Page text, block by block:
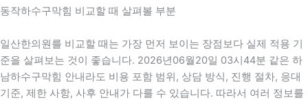
동작하수구막힘 비교할 때 살펴볼 부분
일산한의원를 비교할 때는 가장 먼저 보이는 장점보다 실제 적용 기
준을 살펴보는 것이 좋습니다. 2026년06월20일 03시44분 같은 하
남하수구막힘 안내라도 비용 포함 범위, 상담 방식, 진행 절차, 응대
기준, 제한 사항, 사후 안내가 다를 수 있습니다. 따라서 여러 정보를